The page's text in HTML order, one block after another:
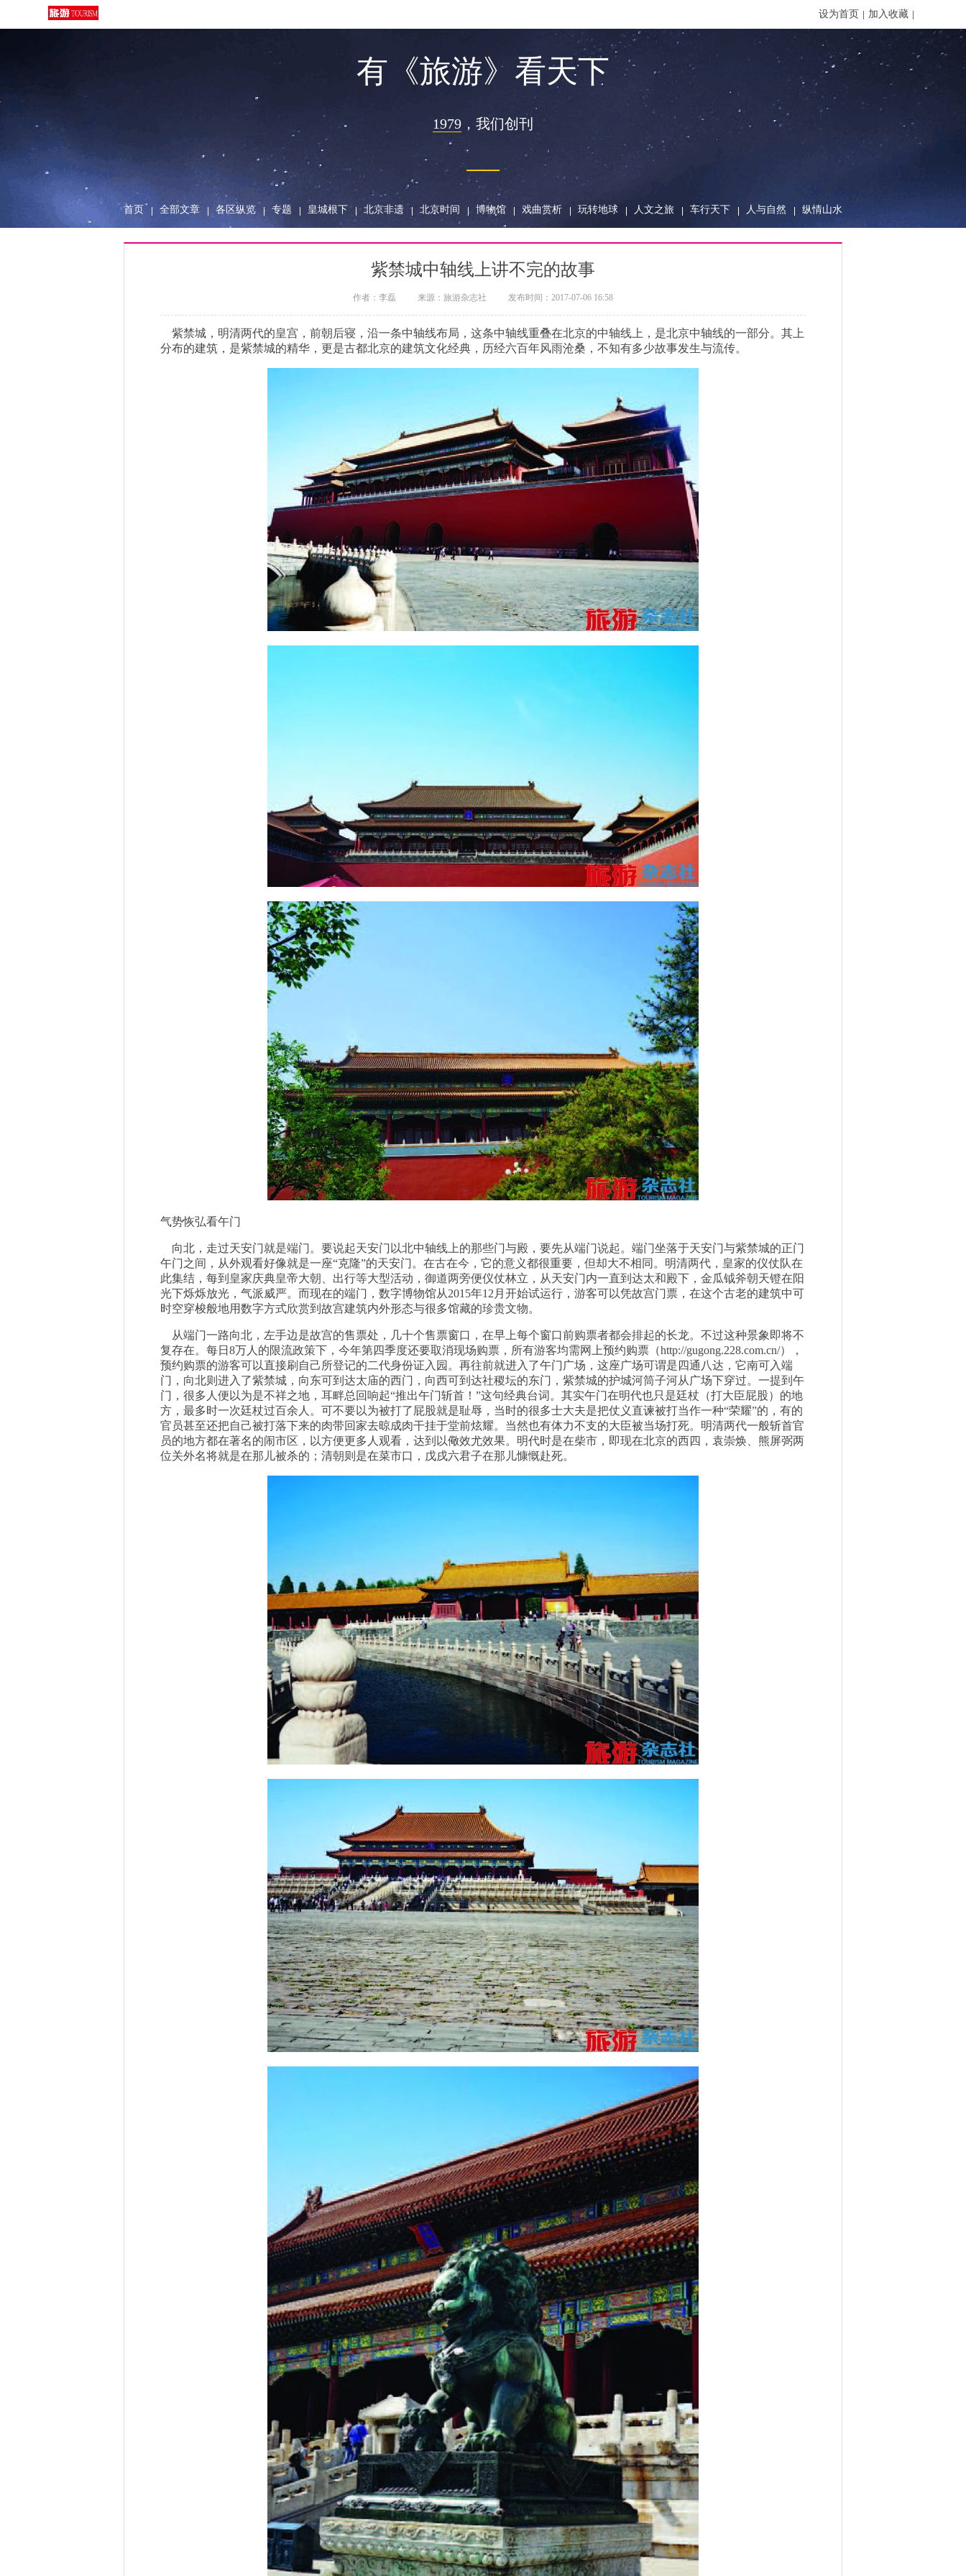
设为首页 加入收藏
有《旅游》看天下
1979 ， 我们创刊
首页 全部文章 各区纵览 专题 皇城根下 北京非遗 北京时间 博物馆 戏曲赏析 玩转地球 人文之旅 车行天下 人与自然 纵情山水
紫禁城中轴线上讲不完的故事
作者： 李磊 来源： 旅游杂志社 发布时间： 2017-07-06 16:58
紫禁城，明清两代的皇宫，前朝后寝，沿一条中轴线布局，这条中轴线重叠在北京的中轴线上，是北京中轴线的一部分。其上
分布的建筑，是紫禁城的精华，更是古都北京的建筑文化经典，历经六百年风雨沧桑，不知有多少故事发生与流传。
气势恢弘看午门
向北，走过天安门就是端门。要说起天安门以北中轴线上的那些门与殿，要先从端门说起。端门坐落于天安门与紫禁城的正门
午门之间，从外观看好像就是一座“克隆”的天安门。在古在今，它的意义都很重要，但却大不相同。明清两代，皇家的仪仗队在
此集结，每到皇家庆典皇帝大朝、出行等大型活动，御道两旁便仪仗林立，从天安门内一直到达太和殿下，金瓜钺斧朝天镫在阳
光下烁烁放光，气派威严。而现在的端门，数字博物馆从2015年12月开始试运行，游客可以凭故宫门票，在这个古老的建筑中可
时空穿梭般地用数字方式欣赏到故宫建筑内外形态与很多馆藏的珍贵文物。
从端门一路向北，左手边是故宫的售票处，几十个售票窗口，在早上每个窗口前购票者都会排起的长龙。不过这种景象即将不
复存在。每日8万人的限流政策下，今年第四季度还要取消现场购票，所有游客均需网上预约购票（http://gugong.228.com.cn/），
预约购票的游客可以直接刷自己所登记的二代身份证入园。再往前就进入了午门广场，这座广场可谓是四通八达，它南可入端
门，向北则进入了紫禁城，向东可到达太庙的西门，向西可到达社稷坛的东门，紫禁城的护城河筒子河从广场下穿过。一提到午
门，很多人便以为是不祥之地，耳畔总回响起“推出午门斩首！”这句经典台词。其实午门在明代也只是廷杖（打大臣屁股）的地
方，最多时一次廷杖过百余人。可不要以为被打了屁股就是耻辱，当时的很多士大夫是把仗义直谏被打当作一种“荣耀”的，有的
官员甚至还把自己被打落下来的肉带回家去晾成肉干挂于堂前炫耀。当然也有体力不支的大臣被当场打死。明清两代一般斩首官
员的地方都在著名的闹市区，以方便更多人观看，达到以儆效尤效果。明代时是在柴市，即现在北京的西四，袁崇焕、熊屏弼两
位关外名将就是在那儿被杀的；清朝则是在菜市口，戊戌六君子在那儿慷慨赴死。